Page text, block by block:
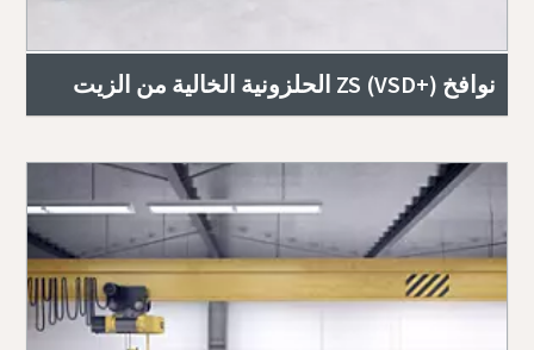
نوافخ ZS (VSD+)‎ الحلزونية الخالية من الزيت